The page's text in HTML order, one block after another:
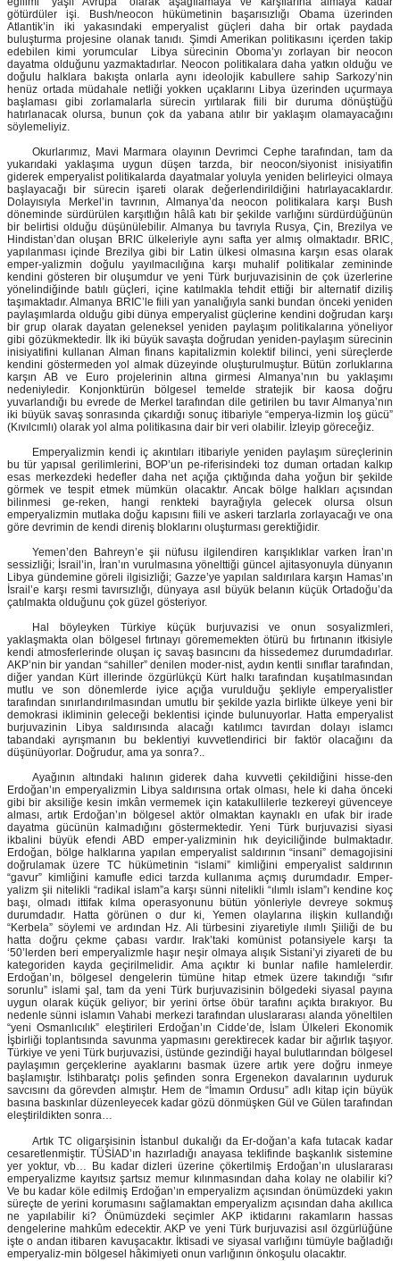
götürdüler işi. Bush/neocon hükümetinin başarısızlığı Obama üzerinden
Atlantik’in iki yakasındaki emperyalist güçleri daha bir ortak paydada
buluşturma projesine olanak tanıdı. Şimdi Amerikan politikasını içerden takip
edebilen kimi yorumcular Libya sürecinin Oboma’yı zorlayan bir neocon
dayatma olduğunu yazmaktadırlar. Neocon politikalara daha yatkın olduğu ve
doğulu halklara bakışta onlarla aynı ideolojik kabullere sahip Sarkozy’nin
henüz ortada müdahale netliği yokken uçaklarını Libya üzerinden uçurmaya
başlaması gibi zorlamalarla sürecin yırtılarak fiili bir duruma dönüştüğü
hatırlanacak olursa, bunun çok da yabana atılır bir yaklaşım olamayacağını
söylemeliyiz.
Okurlarımız, Mavi Marmara olayının Devrimci Cephe tarafından, tam da
yukarıdaki yaklaşıma uygun düşen tarzda, bir neocon/siyonist inisiyatifin
giderek emperyalist politikalarda dayatmalar yoluyla yeniden belirleyici olmaya
başlayacağı bir sürecin işareti olarak değerlendirildiğini hatırlayacaklardır.
Dolayısıyla Merkel’in tavrının, Almanya’da neocon politikalara karşı Bush
döneminde sürdürülen karşıtlığın hâlâ katı bir şekilde varlığını sürdürdüğünün
bir belirtisi olduğu düşünülebilir. Almanya bu tavrıyla Rusya, Çin, Brezilya ve
Hindistan’dan oluşan BRIC ülkeleriyle aynı safta yer almış olmaktadır. BRIC,
yapılanması içinde Brezilya gibi bir Latin ülkesi olmasına karşın esas olarak
emper-yalizmin doğulu yayılmacılığına karşı muhalif politikalar zemininde
kendini gösteren bir oluşumdur ve yeni Türk burjuvazisinin de çok üzerlerine
yönelindiğinde batılı güçleri, içine katılmakla tehdit ettiği bir alternatif diziliş
taşımaktadır. Almanya BRIC’le fiili yan yanalığıyla sanki bundan önceki yeniden
paylaşımlarda olduğu gibi dünya emperyalist güçlerine kendini doğrudan karşı
bir grup olarak dayatan geleneksel yeniden paylaşım politikalarına yöneliyor
gibi gözükmektedir. İlk iki büyük savaşta doğrudan yeniden-paylaşım sürecinin
inisiyatifini kullanan Alman finans kapitalizmin kolektif bilinci, yeni süreçlerde
kendini göstermeden yol almak düzeyinde oluşturulmuştur. Bütün zorluklarına
karşın AB ve Euro projelerinin altına girmesi Almanya’nın bu yaklaşımı
nedeniyledir. Konjonktürün bölgesel temelde stratejik bir kaosa doğru
yuvarlandığı bu evrede de Merkel tarafından dile getirilen bu tavır Almanya’nın
iki büyük savaş sonrasında çıkardığı sonuç itibariyle “emperya-lizmin loş gücü”
(Kıvılcımlı) olarak yol alma politikasına dair bir veri olabilir. İzleyip göreceğiz.
Emperyalizmin kendi iç akıntıları itibariyle yeniden paylaşım süreçlerinin
bu tür yapısal gerilimlerini, BOP’un pe-riferisindeki toz duman ortadan kalkıp
esas merkezdeki hedefler daha net açığa çıktığında daha yoğun bir şekilde
görmek ve tespit etmek mümkün olacaktır. Ancak bölge halkları açısından
bilinmesi ge-reken, hangi renkteki bayrağıyla gelecek olursa olsun
emperyalizmin mutlaka doğu kapısını fiili ve askeri tarzlarla zorlayacağı ve ona
göre devrimin de kendi direniş bloklarını oluşturması gerektiğidir.
Yemen’den Bahreyn’e şii nüfusu ilgilendiren karışıklıklar varken İran’ın
sessizliği; İsrail’in, İran’ın vurulmasına yönelttiği güncel ajitasyonuyla dünyanın
Libya gündemine göreli ilgisizliği; Gazze’ye yapılan saldırılara karşın Hamas’ın
İsrail’e karşı resmi tavırsızlığı, dünyaya asıl büyük belanın küçük Ortadoğu’da
çatılmakta olduğunu çok güzel gösteriyor.
Hal böyleyken Türkiye küçük burjuvazisi ve onun sosyalizmleri,
yaklaşmakta olan bölgesel fırtınayı görememekten ötürü bu fırtınanın itkisiyle
kendi atmosferlerinde oluşan iç savaş basıncını da hissedemez durumdadırlar.
AKP’nin bir yandan “sahiller” denilen moder-nist, aydın kentli sınıflar tarafından,
diğer yandan Kürt illerinde özgürlükçü Kürt halkı tarafından kuşatılmasından
mutlu ve son dönemlerde iyice açığa vurulduğu şekliyle emperyalistler
tarafından sınırlandırılmasından umutlu bir şekilde yazla birlikte ülkeye yeni bir
demokrasi ikliminin geleceği beklentisi içinde bulunuyorlar. Hatta emperyalist
burjuvazinin Libya saldırısında alacağı katılımcı tavırdan dolayı islamcı
tabandaki ayrışmanın bu beklentiyi kuvvetlendirici bir faktör olacağını da
düşünüyorlar. Doğrudur, ama ya sonra?..
Ayağının altındaki halının giderek daha kuvvetli çekildiğini hisse-den
Erdoğan’ın emperyalizmin Libya saldırısına ortak olması, hele ki daha önceki
gibi bir aksiliğe kesin imkân vermemek için katakullilerle tezkereyi güvenceye
alması, artık Erdoğan’ın bölgesel aktör olmaktan kaynaklı en ufak bir irade
dayatma gücünün kalmadığını göstermektedir. Yeni Türk burjuvazisi siyasi
ikbalini büyük efendi ABD emper-yalizminin hık deyiciliğinde bulmaktadır.
Erdoğan, bölge halklarına yapılan emperyalist saldırının “insani” demagojisini
doğrulamak üzere TC hükümetinin “islami” kimliğini emperyalist saldırının
“gavur” kimliğini kamufle edici tarzda kullanıma açmış durumdadır. Emper-
yalizm şii nitelikli “radikal islam”a karşı sünni nitelikli “ılımlı islam”ı kendine koç
başı, olmadı ittifak kılma operasyonunu bütün yönleriyle devreye sokmuş
durumdadır. Hatta görünen o dur ki, Yemen olaylarına ilişkin kullandığı
“Kerbela” söylemi ve ardından Hz. Ali türbesini ziyaretiyle ılımlı Şiiliği de bu
hatta doğru çekme çabası vardır. Irak’taki komünist potansiyele karşı ta
‘50’lerden beri emperyalizmle haşır neşir olmaya alışık Sistani’yi ziyareti de bu
kategoriden kayda geçirilmelidir. Ama açıktır ki bunlar nafile hamlelerdir.
Erdoğan’ın, bölgesel dengelerin tümüne hitap etmek üzere takındığı “sıfır
sorunlu” islami şal, tam da yeni Türk burjuvazisinin bölgedeki siyasal payına
uygun olarak küçük geliyor; bir yerini örtse öbür tarafını açıkta bırakıyor. Bu
nedenle sünni islamın Vahabi merkezi tarafından uluslararası alanda yöneltilen
“yeni Osmanlıcılık” eleştirileri Erdoğan’ın Cidde’de, İslam Ülkeleri Ekonomik
İşbirliği toplantısında savunma yapmasını gerektirecek kadar bir ağırlık taşıyor.
Türkiye ve yeni Türk burjuvazisi, üstünde gezindiği hayal bulutlarından bölgesel
paylaşımın gerçeklerine ayaklarını basmak üzere artık yere doğru inmeye
başlamıştır. İstihbaratçı polis şefinden sonra Ergenekon davalarının uyduruk
savcısını da görevden almıştır. Hem de “İmamın Ordusu” adlı kitap için büyük
basına baskınlar düzenleyecek kadar gözü dönmüşken Gül ve Gülen tarafından
eleştirildikten sonra…
Artık TC oligarşisinin İstanbul dukalığı da Er-doğan’a kafa tutacak kadar
cesaretlenmiştir. TÜSİAD’ın hazırladığı anayasa teklifinde başkanlık sistemine
yer yoktur, vb… Bu kadar dizleri üzerine çökertilmiş Erdoğan’ın uluslararası
emperyalizme kayıtsız şartsız memur kılınmasından daha kolay ne olabilir ki?
Ve bu kadar köle edilmiş Erdoğan’ın emperyalizm açısından önümüzdeki yakın
süreçte de yerini korumasını sağlamaktan emperyalizm açısından daha akıllıca
ne yapılabilir ki? Önümüzdeki seçimler AKP iktidarını rakamların hassas
dengelerine mahkûm edecektir. AKP ve yeni Türk burjuvazisi asıl özgürlüğüne
işte o andan itibaren kavuşacaktır. İktisadi ve siyasal varlığını tümüyle bağladığı
emperyaliz-min bölgesel hâkimiyeti onun varlığının önkoşulu olacaktır.